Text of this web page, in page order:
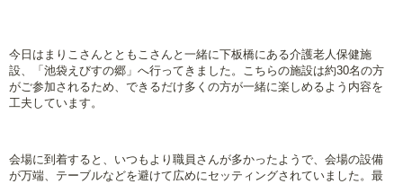
今日はまりこさんとともこさんと一緒に下板橋にある介護老人保健施
設、「池袋えびすの郷」へ行ってきました。 こちらの施設は約30名の方
がご参加されるため、できるだけ多くの方が一緒に楽しめるよう内容を
工夫しています。
会場に到着すると、いつもより職員さんが多かったようで、会場の設備
が万端、テーブルなどを避けて広めにセッティングされていました。最